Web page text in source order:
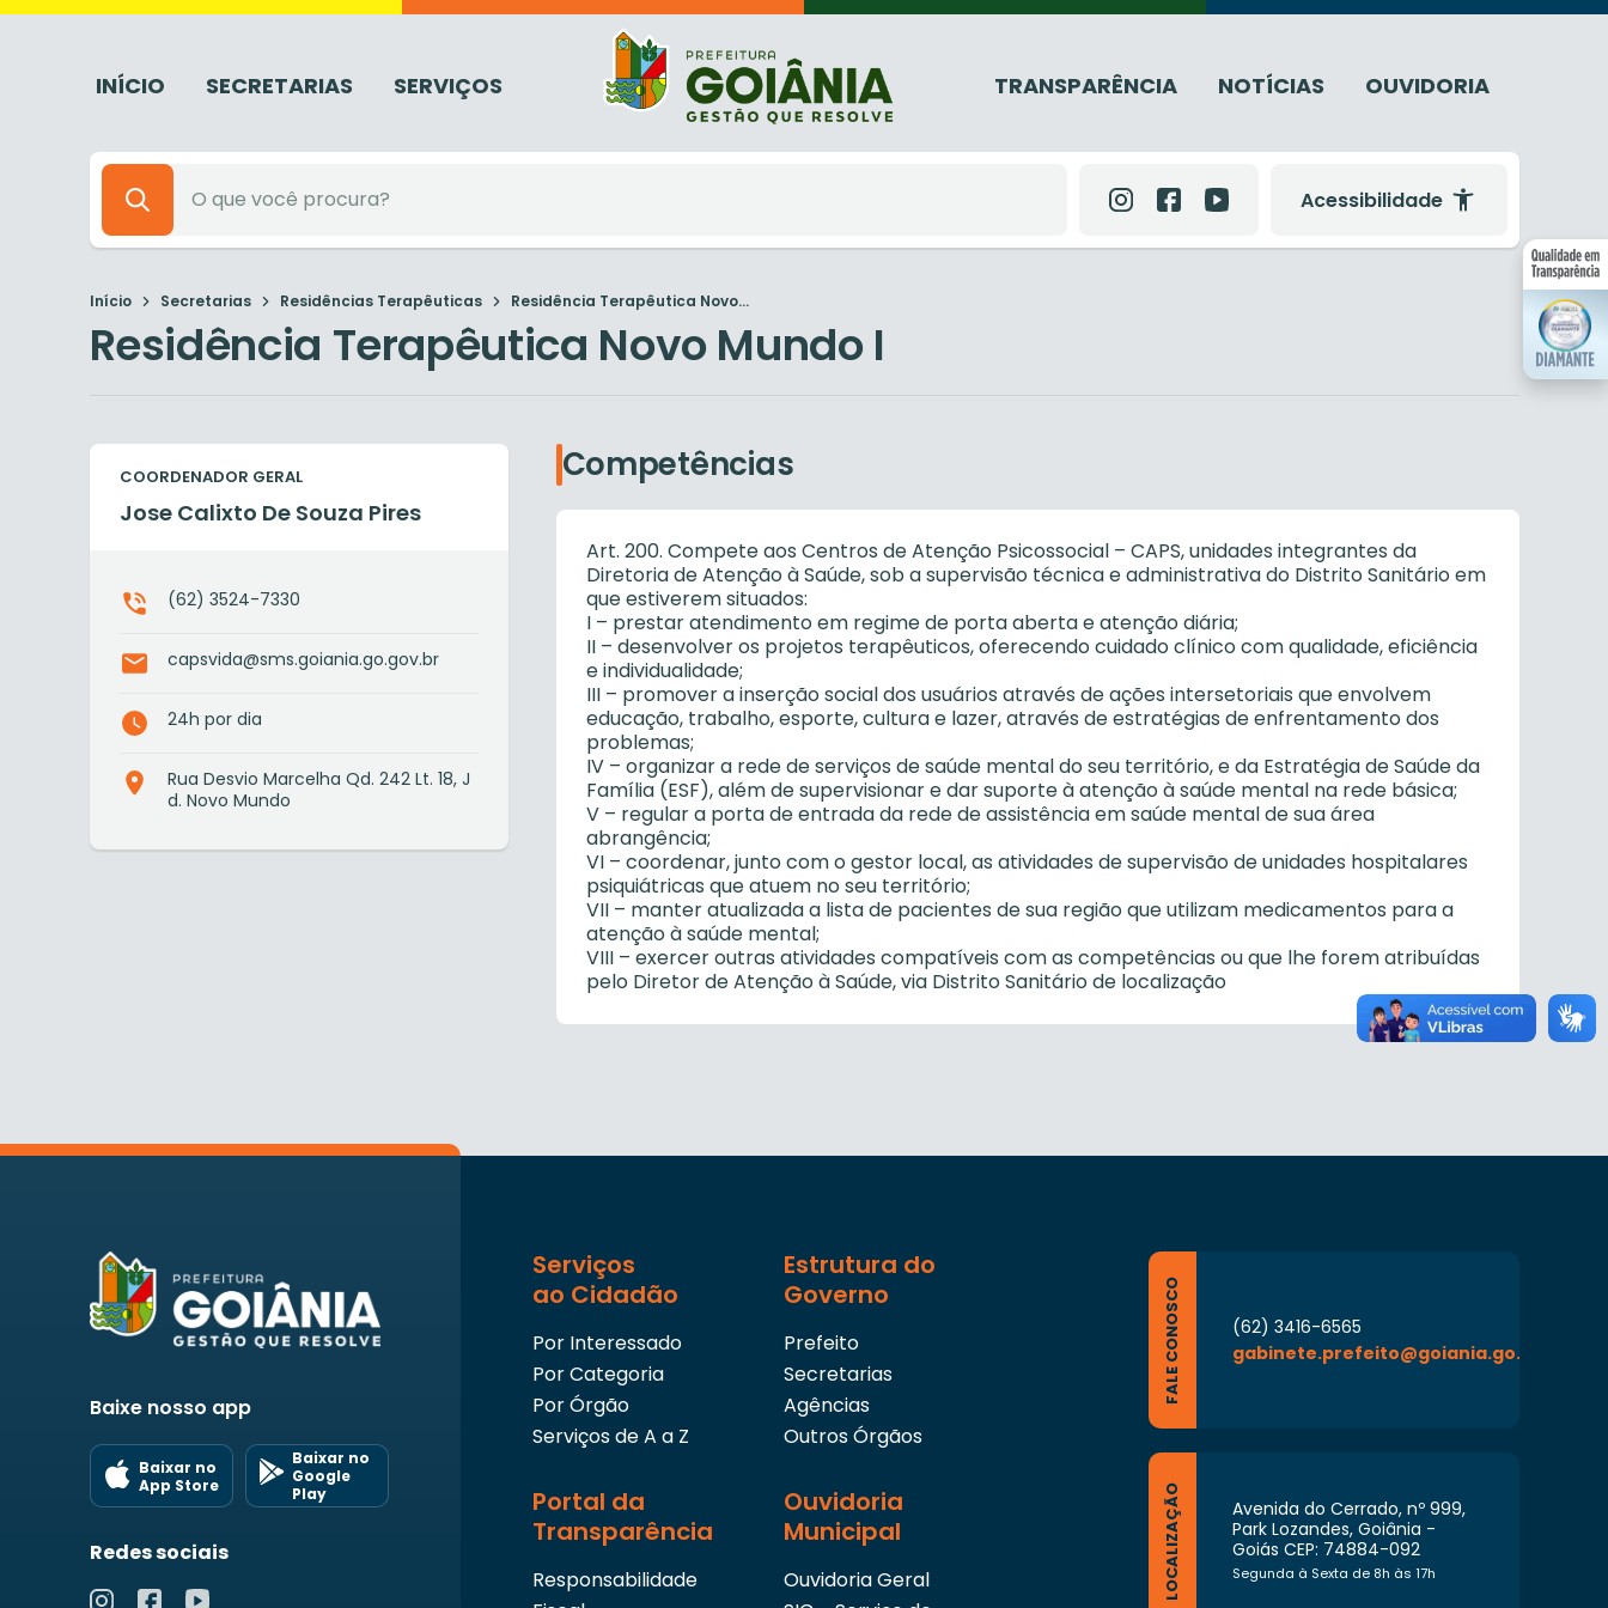
INÍCIO SECRETARIAS SERVIÇOS TRANSPARÊNCIA NOTÍCIAS OUVIDORIA
Acessibilidade
Início Secretarias Residências Terapêuticas Residência Terapêutica Novo...
Residência Terapêutica Novo Mundo I
COORDENADOR GERAL
Jose Calixto De Souza Pires
(62) 3524-7330
capsvida@sms.goiania.go.gov.br
24h por dia
Rua Desvio Marcelha Qd. 242 Lt. 18, J
d. Novo Mundo
Competências
Art. 200. Compete aos Centros de Atenção Psicossocial – CAPS, unidades integrantes da
Diretoria de Atenção à Saúde, sob a supervisão técnica e administrativa do Distrito Sanitário em
que estiverem situados:
I – prestar atendimento em regime de porta aberta e atenção diária;
II – desenvolver os projetos terapêuticos, oferecendo cuidado clínico com qualidade, eficiência
e individualidade;
III – promover a inserção social dos usuários através de ações intersetoriais que envolvem
educação, trabalho, esporte, cultura e lazer, através de estratégias de enfrentamento dos
problemas;
IV – organizar a rede de serviços de saúde mental do seu território, e da Estratégia de Saúde da
Família (ESF), além de supervisionar e dar suporte à atenção à saúde mental na rede básica;
V – regular a porta de entrada da rede de assistência em saúde mental de sua área
abrangência;
VI – coordenar, junto com o gestor local, as atividades de supervisão de unidades hospitalares
psiquiátricas que atuem no seu território;
VII – manter atualizada a lista de pacientes de sua região que utilizam medicamentos para a
atenção à saúde mental;
VIII – exercer outras atividades compatíveis com as competências ou que lhe forem atribuídas
pelo Diretor de Atenção à Saúde, via Distrito Sanitário de localização
Baixe nosso app
Baixar no
App Store
Baixar no
Google
Play
Redes sociais
Serviços
ao Cidadão
Por Interessado
Por Categoria
Por Órgão
Serviços de A a Z
Estrutura do
Governo
Prefeito
Secretarias
Agências
Outros Órgãos
Portal da
Transparência
Responsabilidade
Ouvidoria
Municipal
Ouvidoria Geral
FALE CONOSCO
(62) 3416-6565
gabinete.prefeito@goiania.go.gov.br
LOCALIZAÇÃO
Avenida do Cerrado, nº 999,
Park Lozandes, Goiânia -
Goiás CEP: 74884-092
Segunda à Sexta de 8h às 17h